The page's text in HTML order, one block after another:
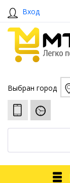
Вход
Выбран город